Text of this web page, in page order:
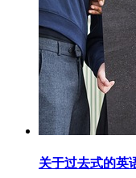
关于过去式的英